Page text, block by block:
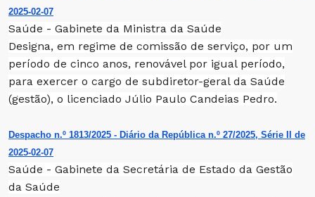
2025-02-07
Saúde - Gabinete da Ministra da Saúde
Designa, em regime de comissão de serviço, por um
período de cinco anos, renovável por igual período,
para exercer o cargo de subdiretor-geral da Saúde
(gestão), o licenciado Júlio Paulo Candeias Pedro.
Despacho n.º 1813/2025 - Diário da República n.º 27/2025, Série II de
2025-02-07
Saúde - Gabinete da Secretária de Estado da Gestão
da Saúde